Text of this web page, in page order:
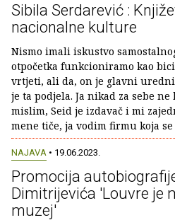
Sibila Serdarević :
nacionalne kulture
Nismo imali iskustvo
otpočetka funkcioniramo kao
vrtjeti, ali da, on je glavni
je ta podjela. Ja nikad za sebe ne
mislim, Seid je izdavač i mi
mene tiče, ja vodim firmu koja
NAJAVA • 19.06.2023.
Promocija
Dimitrijevića 'Louvre je
muzej'